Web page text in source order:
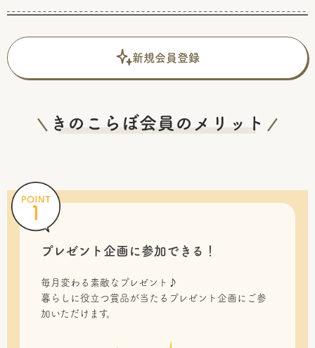
新規会員登録
プレゼント企画に参加できる！
毎月変わる素敵なプレゼント♪
暮らしに役立つ賞品が当たるプレゼント企画にご参
加いただけます。